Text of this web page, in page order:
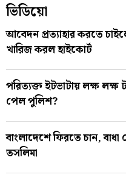
ভিডিয়ো
আবেদন প্রত্যাহার করতে
খারিজ করল হাইকোর্ট
পরিত্যক্ত ইটভাটায় লক্ষ
পেল পুলিশ?
বাংলাদেশে ফিরতে চান,
তসলিমা